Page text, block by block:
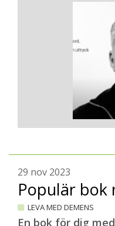
29 nov 2023
Populär bok
LEVA MED DEMENS
En bok för dig